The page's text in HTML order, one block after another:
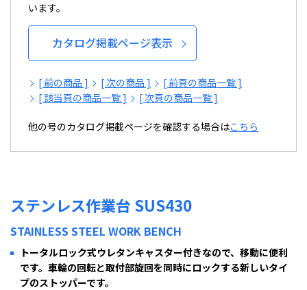
います。
カタログ掲載ページ表示
[ 前の商品 ] [ 次の商品 ]
[ 前頁の商品一覧 ]
[ 該当頁の商品一覧 ]
[ 次頁の商品一覧 ]
他の号のカタログ掲載ページを確認する場合はこちら
ステンレス作業台 SUS430
STAINLESS STEEL WORK BENCH
トータルロック式ウレタンキャスター付きなので、移動に便利
です。車輪の回転と取付部旋回を同時にロックする新しいタイ
プのストッパーです。